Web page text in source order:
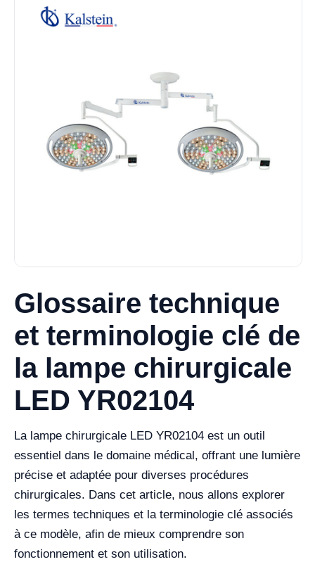
Glossaire technique
et terminologie clé de
la lampe chirurgicale
LED YR02104
La lampe chirurgicale LED YR02104 est un outil
essentiel dans le domaine médical, offrant une lumière
précise et adaptée pour diverses procédures
chirurgicales. Dans cet article, nous allons explorer
les termes techniques et la terminologie clé associés
à ce modèle, afin de mieux comprendre son
fonctionnement et son utilisation.